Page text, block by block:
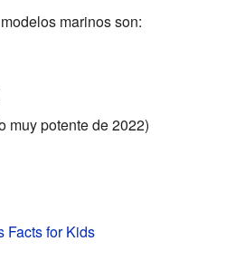
marinos son:
muy potente de 2022)
Facts for Kids